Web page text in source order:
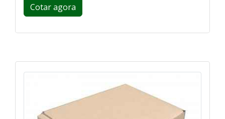
Cotar agora